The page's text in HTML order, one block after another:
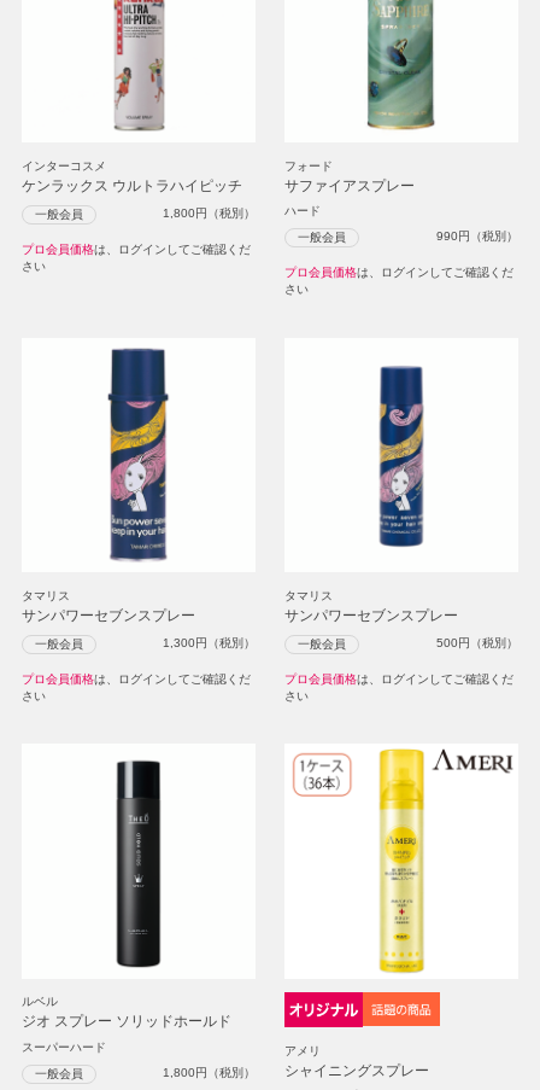
インターコスメ
ケンラックス ウルトラハイピッチ
一般会員 1,800円（税別）
プロ会員価格は、ログインしてご確認くだ
さい
フォード
サファイアスプレー
ハード
一般会員 990円（税別）
プロ会員価格は、ログインしてご確認くだ
さい
タマリス
サンパワーセブンスプレー
一般会員 1,300円（税別）
プロ会員価格は、ログインしてご確認くだ
さい
タマリス
サンパワーセブンスプレー
一般会員 500円（税別）
プロ会員価格は、ログインしてご確認くだ
さい
ルベル
ジオ スプレー ソリッドホールド
スーパーハード
一般会員 1,800円（税別）
アメリ
シャイニングスプレー